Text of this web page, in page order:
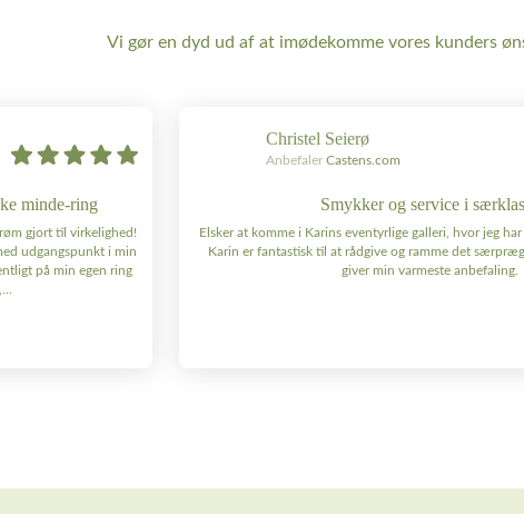
Vi gør en dyd ud af at imødekomme vores kunders
minde-ring
gjort til virkelighed!
udgangspunkt i min
på min egen ring
Christel Seierø
Anbefaler Castens.com
Smykker og service i
Elsker at komme i Karins eventyrlige galleri, hvor jeg
Karin er fantastisk til at rådgive og ramme det
giver min varmeste anbefaling.